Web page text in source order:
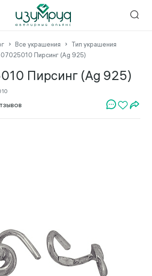
Все украшения
Тип украшения
Пирсинг (Ag 925)
Пирсинг (Ag 925)